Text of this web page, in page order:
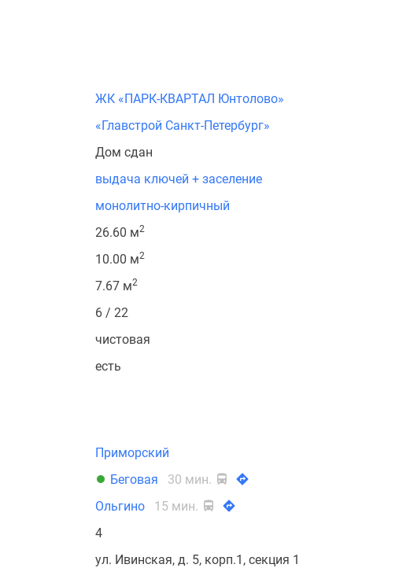
ЖК «ПАРК-КВАРТАЛ Юнтолово»
«Главстрой Санкт-Петербург»
Дом сдан
выдача ключей + заселение
монолитно-кирпичный
26.60 м2
10.00 м2
7.67 м2
6 / 22
чистовая
есть
Приморский
Беговая
30 мин.
Ольгино
15 мин.
4
ул. Ивинская, д. 5, корп.1, секция 1